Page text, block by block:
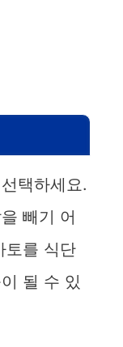
택하세요.
빼기 어
토를 식단
될 수 있